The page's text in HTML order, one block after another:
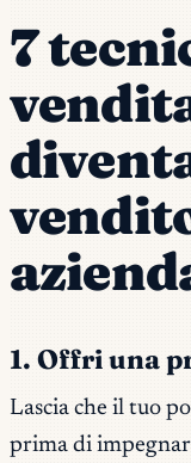
7
1. Offri una
Lascia che il tuo
prima di